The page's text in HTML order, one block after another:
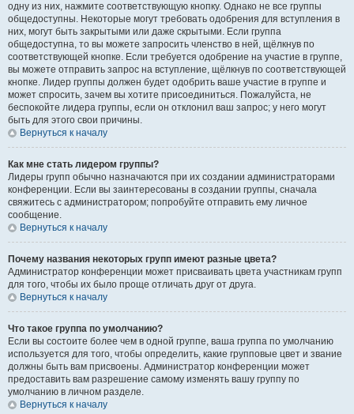
одну из них, нажмите соответствующую кнопку. Однако не все группы
общедоступны. Некоторые могут требовать одобрения для вступления в
них, могут быть закрытыми или даже скрытыми. Если группа
общедоступна, то вы можете запросить членство в ней, щёлкнув по
соответствующей кнопке. Если требуется одобрение на участие в группе,
вы можете отправить запрос на вступление, щёлкнув по соответствующей
кнопке. Лидер группы должен будет одобрить ваше участие в группе и
может спросить, зачем вы хотите присоединиться. Пожалуйста, не
беспокойте лидера группы, если он отклонил ваш запрос; у него могут
быть для этого свои причины.
Вернуться к началу
Как мне стать лидером группы?
Лидеры групп обычно назначаются при их создании администраторами
конференции. Если вы заинтересованы в создании группы, сначала
свяжитесь с администратором; попробуйте отправить ему личное
сообщение.
Вернуться к началу
Почему названия некоторых групп имеют разные цвета?
Администратор конференции может присваивать цвета участникам групп
для того, чтобы их было проще отличать друг от друга.
Вернуться к началу
Что такое группа по умолчанию?
Если вы состоите более чем в одной группе, ваша группа по умолчанию
используется для того, чтобы определить, какие групповые цвет и звание
должны быть вам присвоены. Администратор конференции может
предоставить вам разрешение самому изменять вашу группу по
умолчанию в личном разделе.
Вернуться к началу